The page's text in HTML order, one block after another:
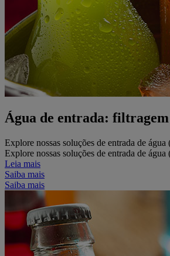
Água de entrada:
Explore nossas soluções de entrada de
Explore nossas soluções de entrada de
Leia mais
Saiba mais
Saiba mais